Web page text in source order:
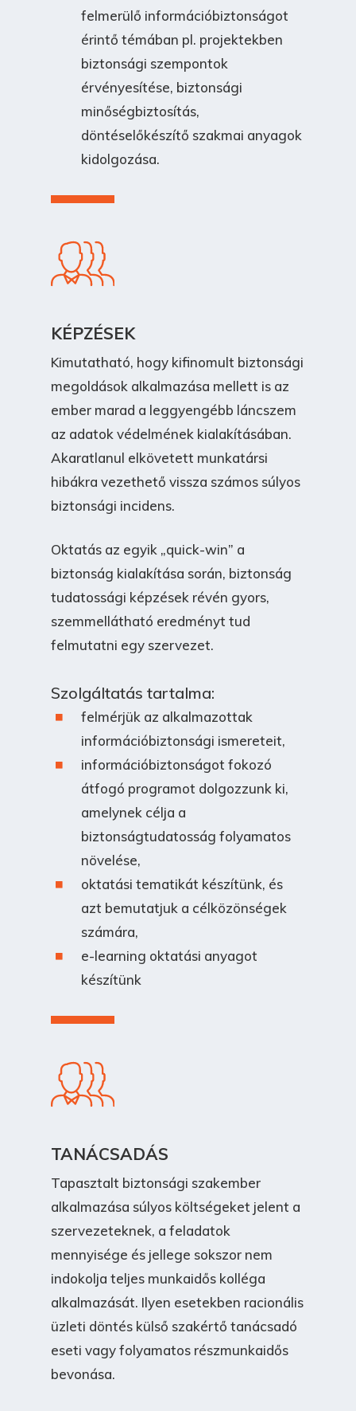
felmerülő információbiztonságot
érintő témában pl. projektekben
biztonsági szempontok
érvényesítése, biztonsági
minőségbiztosítás,
döntéselőkészítő szakmai anyagok
kidolgozása.
KÉPZÉSEK
Kimutatható, hogy kifinomult biztonsági
megoldások alkalmazása mellett is az
ember marad a leggyengébb láncszem
az adatok védelmének kialakításában.
Akaratlanul elkövetett munkatársi
hibákra vezethető vissza számos súlyos
biztonsági incidens.
Oktatás az egyik „quick-win” a
biztonság kialakítása során, biztonság
tudatossági képzések révén gyors,
szemmellátható eredményt tud
felmutatni egy szervezet.
Szolgáltatás tartalma:
felmérjük az alkalmazottak
információbiztonsági ismereteit,
információbiztonságot fokozó
átfogó programot dolgozzunk ki,
amelynek célja a
biztonságtudatosság folyamatos
növelése,
oktatási tematikát készítünk, és
azt bemutatjuk a célközönségek
számára,
e-learning oktatási anyagot
készítünk
TANÁCSADÁS
Tapasztalt biztonsági szakember
alkalmazása súlyos költségeket jelent a
szervezeteknek, a feladatok
mennyisége és jellege sokszor nem
indokolja teljes munkaidős kolléga
alkalmazását. Ilyen esetekben racionális
üzleti döntés külső szakértő tanácsadó
eseti vagy folyamatos részmunkaidős
bevonása.